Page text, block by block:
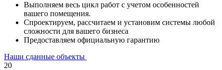
Выполняем весь цикл работ с учетом особенностей
вашего помещения.
Спроектируем, рассчитаем и установим системы любой
сложности для вашего бизнеса
Предоставляем официальную гарантию
Наши сданные объекты
20